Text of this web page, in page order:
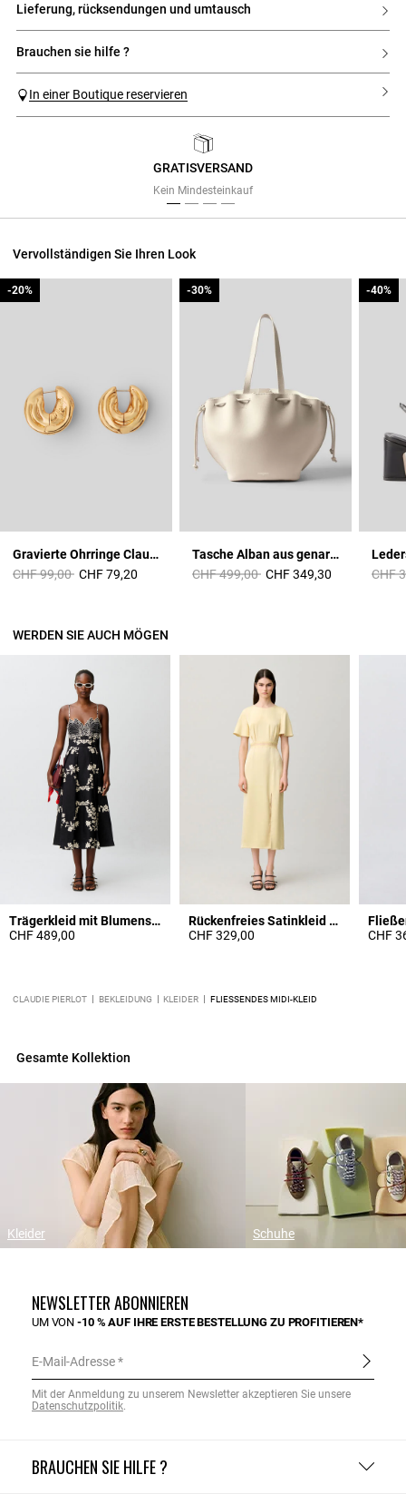
lieferung, rücksendungen und umtausch
brauchen sie hilfe ?
In einer Boutique reservieren
GRATISVERSAND
Kein Mindesteinkauf
Vervollständigen Sie Ihren Look
Gravierte Ohrringe Claudie
Price reduced from
CHF 99,00to
-20%
CHF 79,20
-20%
Tasche Alban aus genarbtem Leder
Price reduced from
CHF 499,00to
-30%
CHF 349,30
-30%
Price
CHF
-40%
-40%
WERDEN SIE AUCH MÖGEN
Trägerkleid mit Blumenstickerei
CHF 489,00
Rückenfreies Satinkleid mit Spitze
CHF 329,00
CHF
CLAUDIE PIERLOT BEKLEIDUNG KLEIDER FLIESSENDES MIDI-KLEID
Gesamte Kollektion
Kleider Schuhe
BRAUCHEN SIE HILFE ?
NEWSLETTER ABONNIEREN
UM VON-10 % AUF IHRE ERSTE BESTELLUNG ZU PROFITIEREN*
E-Mail-Adresse
Mit der Anmeldung zu unserem Newsletter akzeptieren Sie unsere
Datenschutzpolitik.